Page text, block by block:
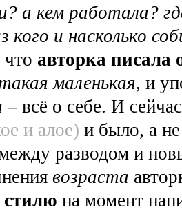
а кем работала?
кого и насколько
что авторка писала
маленькая, и
– всё о себе. И
и алое) и было, а
разводом и
возраста
стилю на момент